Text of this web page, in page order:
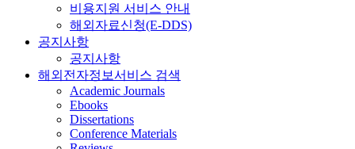
비용지원 서비스 안내
해외자료신청(E-DDS)
공지사항
공지사항
해외전자정보서비스 검색
Academic Journals
Ebooks
Dissertations
Conference Materials